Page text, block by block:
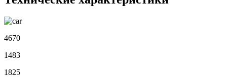
4670
1483
1825